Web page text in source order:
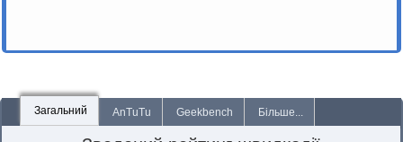
Загальний AnTuTu Geekbench Більше...